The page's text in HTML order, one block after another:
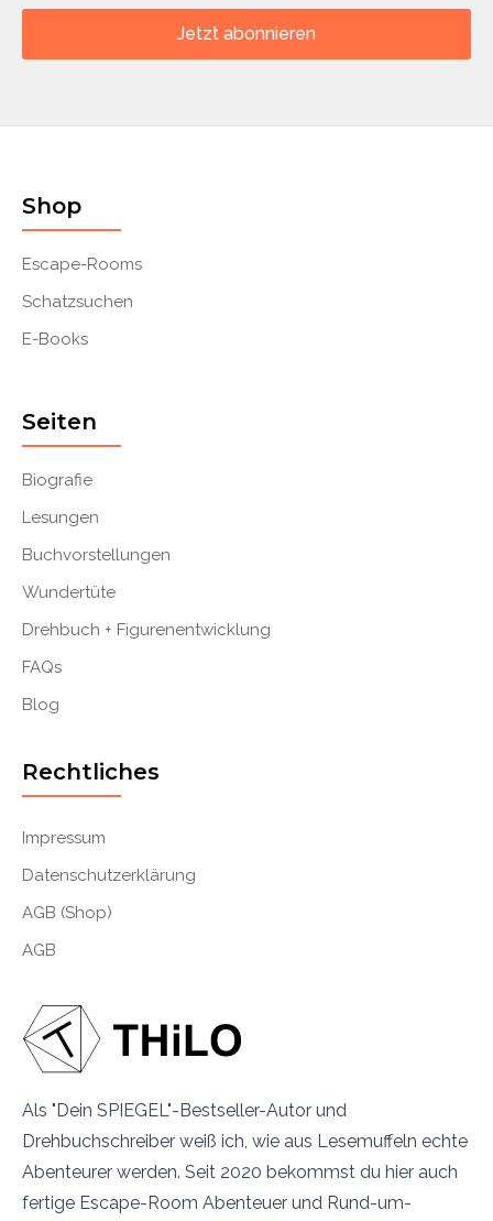
Jetzt abonnieren
Als "Dein SPIEGEL"-Bestseller-Autor und
Drehbuchschreiber weiß ich, wie aus Lesemuffeln echte
Abenteurer werden. Seit 2020 bekommst du hier auch
fertige Escape-Room Abenteuer und Rund-um-
Shop
Escape-Rooms
Schatzsuchen
E-Books
Seiten
Biografie
Lesungen
Buchvorstellungen
Wundertüte
Drehbuch + Figurenentwicklung
FAQs
Blog
Rechtliches
Impressum
Datenschutzerklärung
AGB (Shop)
AGB